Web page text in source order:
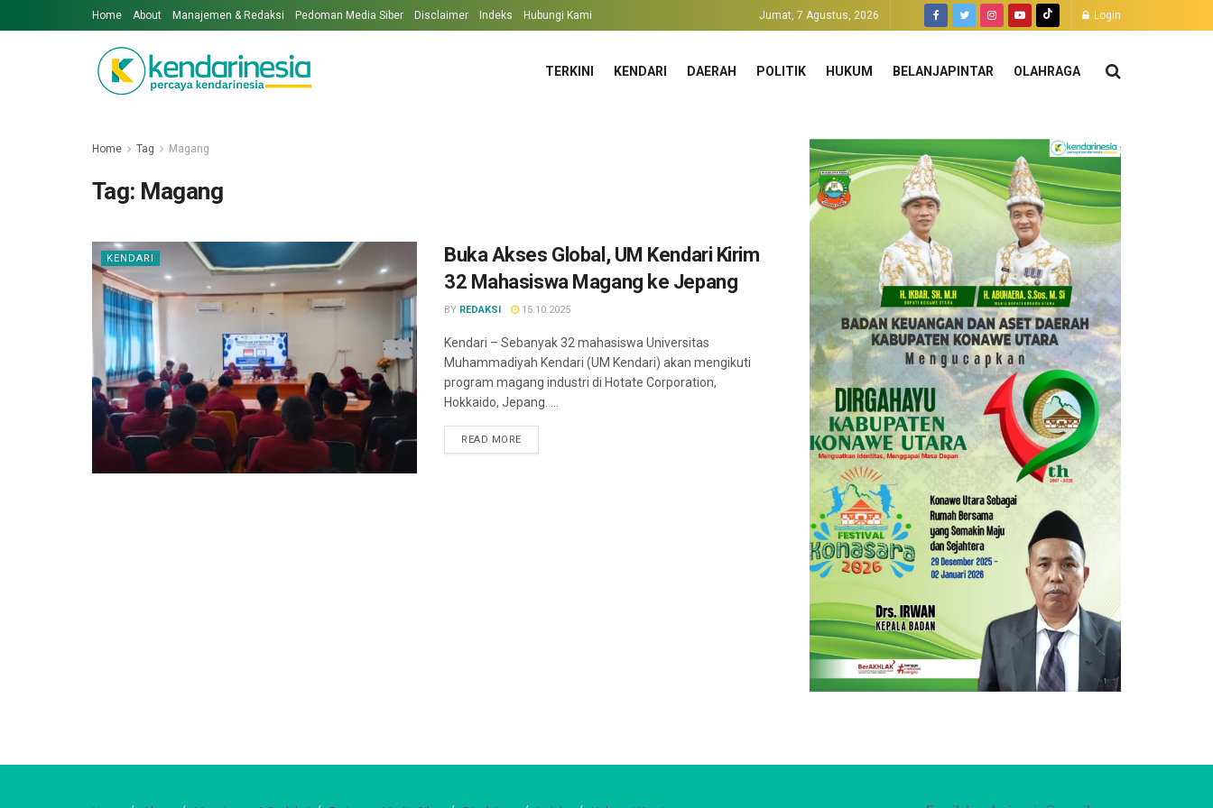
Home About Manajemen & Redaksi Pedoman Media Siber Disclaimer Indeks Hubungi Kami Jumat, 7 Agustus, 2026 Login
TERKINI KENDARI DAERAH POLITIK HUKUM BELANJAPINTAR OLAHRAGA
Home Tag Magang
Tag: Magang
KENDARI
Buka Akses Global, UM Kendari Kirim
32 Mahasiswa Magang ke Jepang
BY REDAKSI 15.10.2025
Kendari – Sebanyak 32 mahasiswa Universitas
Muhammadiyah Kendari (UM Kendari) akan mengikuti
program magang industri di Hotate Corporation,
Hokkaido, Jepang. ...
READ MORE